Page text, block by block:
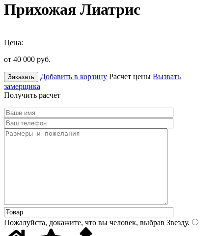
Прихожая Лиатрис
Цена:
от 40 000 руб.
Заказать Добавить в корзину Расчет цены Вызвать
замерщика
Получить расчет
Пожалуйста, докажите, что вы человек, выбрав Звезду.